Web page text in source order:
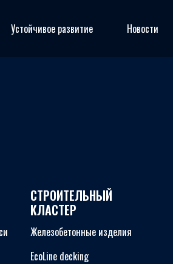
Устойчивое развитие Новости
СТРОИТЕЛЬНЫЙ
КЛАСТЕР
Железобетонные изделия
EcoLine decking